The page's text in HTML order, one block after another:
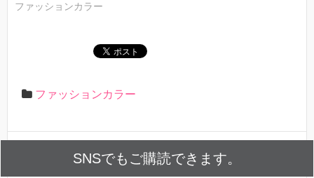
ファッションカラー
ファッションカラー
SNSでもご購読できます。